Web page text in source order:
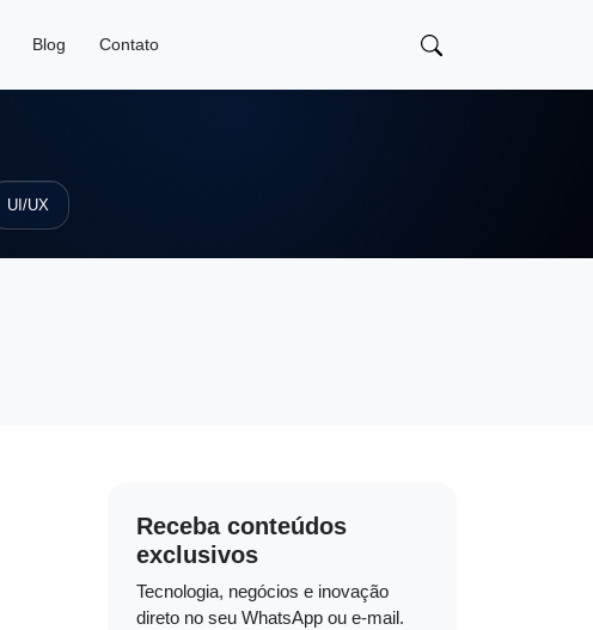
Blog Contato
UI/UX
Receba conteúdos
exclusivos
Tecnologia, negócios e inovação
direto no seu WhatsApp ou e-mail.